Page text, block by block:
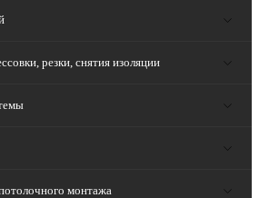
резки, снятия изоляции
монтажа